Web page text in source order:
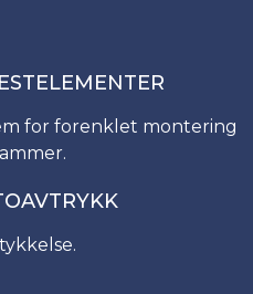
for forenklet montering